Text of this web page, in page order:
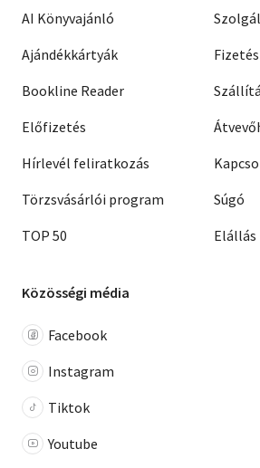
AI Könyvajánló
Ajándékkártyák
Bookline Reader
Előfizetés
Hírlevél feliratkozás
Törzsvásárlói program
TOP 50
Fizetés
Súgó
Elállás
Közösségi média
Facebook
Instagram
Tiktok
Youtube